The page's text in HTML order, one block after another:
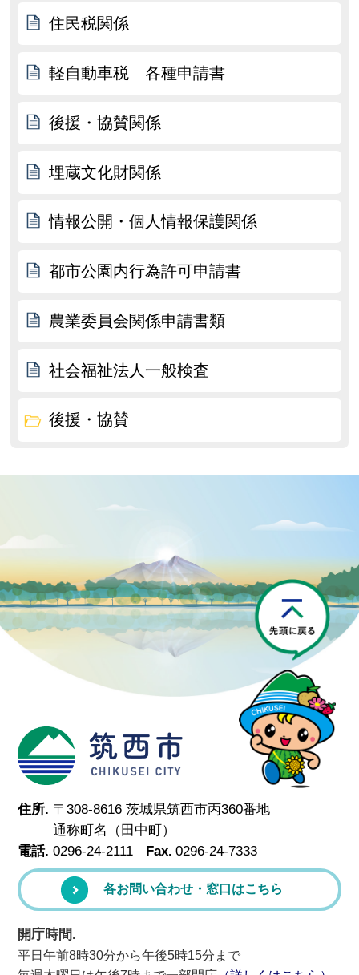
住民税関係
軽自動車税 各種申請書
後援・協賛関係
埋蔵文化財関係
情報公開・個人情報保護関係
都市公園内行為許可申請書
農業委員会関係申請書類
社会福祉法人一般検査
後援・協賛
筑西市
住所. 〒308-8616 茨城県筑西市丙360番地
通称町名（田中町）
電話. 0296-24-2111 Fax. 0296-24-7333
各お問い合わせ・窓口はこちら
開庁時間.
平日午前8時30分から午後5時15分まで